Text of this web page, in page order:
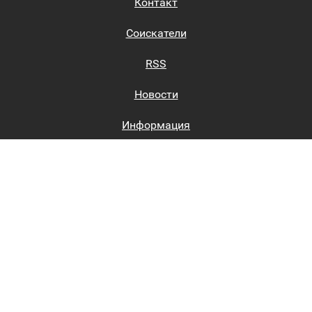
Соискатели
RSS
Новости
Информация